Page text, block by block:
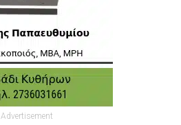
Advertisement